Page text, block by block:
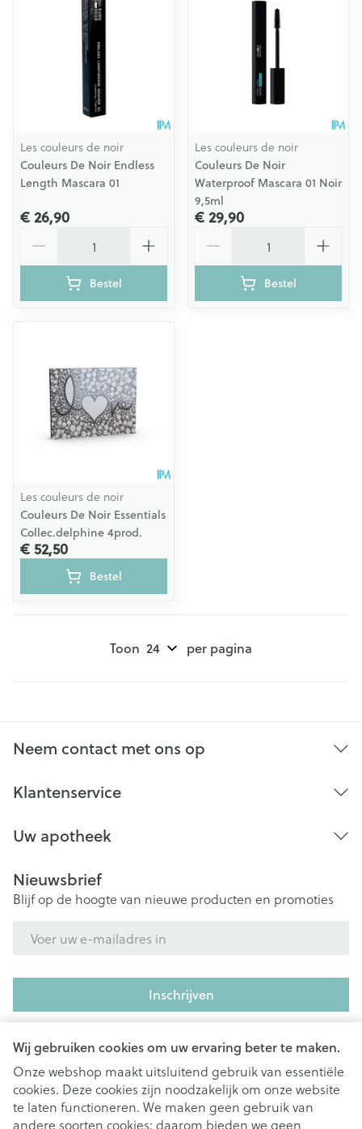
Wij gebruiken cookies om uw ervaring beter te maken.
Onze webshop maakt uitsluitend gebruik van essentiële
cookies. Deze cookies zijn noodzakelijk om onze website
te laten functioneren. We maken geen gebruik van
andere soorten cookies; daarom bieden we geen
Les couleurs de noir
Couleurs De Noir Endless
Length Mascara 01
€ 26,90
Bestel
Les couleurs de noir
Couleurs De Noir
Waterproof Mascara 01 Noir
9,5ml
€ 29,90
Bestel
Les couleurs de noir
Couleurs De Noir Essentials
Collec.delphine 4prod.
€ 52,50
Bestel
Toon per pagina
Neem contact met ons op
Klantenservice
Uw apotheek
Nieuwsbrief
Blijf op de hoogte van nieuwe producten en promoties
Inschrijven
nieuwsbrief en gaat u akkoord met onzeprivacy policy.